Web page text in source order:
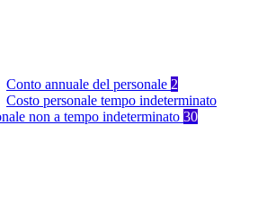
Conto annuale del personale 2
Costo personale tempo indeterminato
non a tempo indeterminato 30